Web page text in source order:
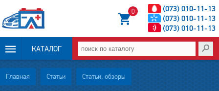
(073) 010-11-13
(073) 010-11-13
(073) 010-11-13
0
КАТАЛОГ
ОПЛАТА И
Главная Статьи Статьи, обзоры